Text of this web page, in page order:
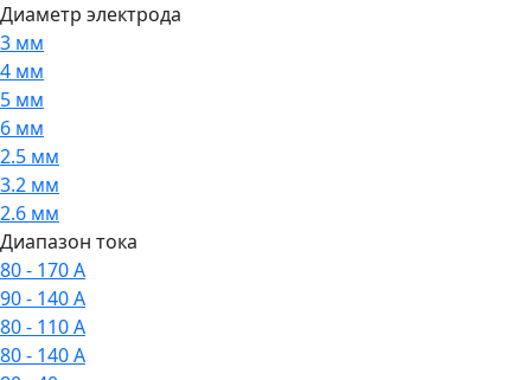
Диаметр электрода
3 мм
4 мм
5 мм
6 мм
2.5 мм
3.2 мм
2.6 мм
Диапазон тока
80 - 170 А
90 - 140 А
80 - 110 А
80 - 140 А